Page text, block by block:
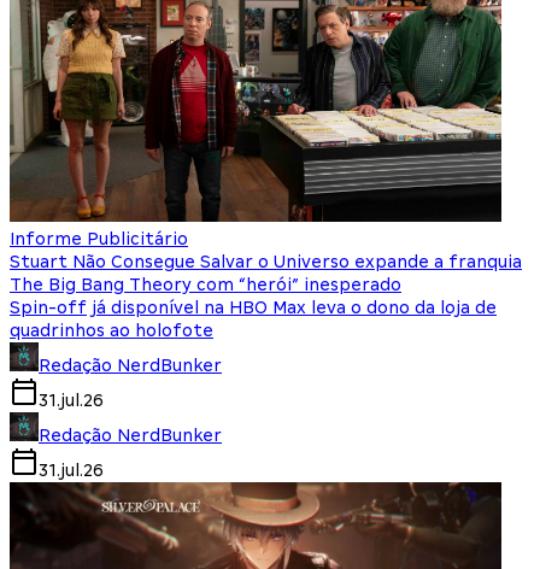
Informe Publicitário
Stuart Não Consegue Salvar o Universo expande a franquia
The Big Bang Theory com “herói” inesperado
Spin-off já disponível na HBO Max leva o dono da loja de
quadrinhos ao holofote
Redação NerdBunker
31.jul.26
Redação NerdBunker
31.jul.26